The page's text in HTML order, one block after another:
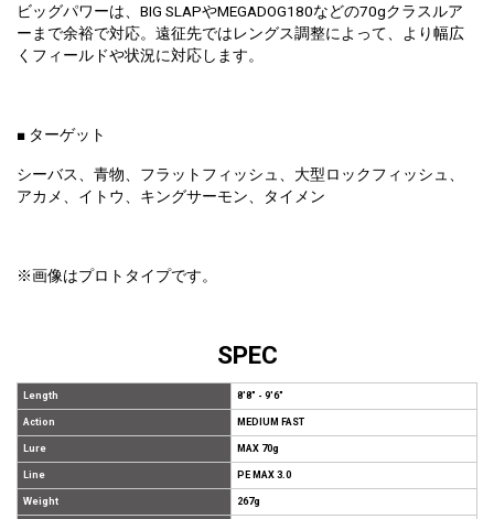
ビッグパワーは、BIG SLAPやMEGADOG180などの70gクラスルア
ーまで余裕で対応。遠征先ではレングス調整によって、より幅広
くフィールドや状況に対応します。
■ ターゲット
シーバス、青物、フラットフィッシュ、大型ロックフィッシュ、
アカメ、イトウ、キングサーモン、タイメン
※画像はプロトタイプです。
SPEC
Length 8'8" - 9'6"
Action MEDIUM FAST
Lure MAX 70g
Line PE MAX 3.0
Weight 267g